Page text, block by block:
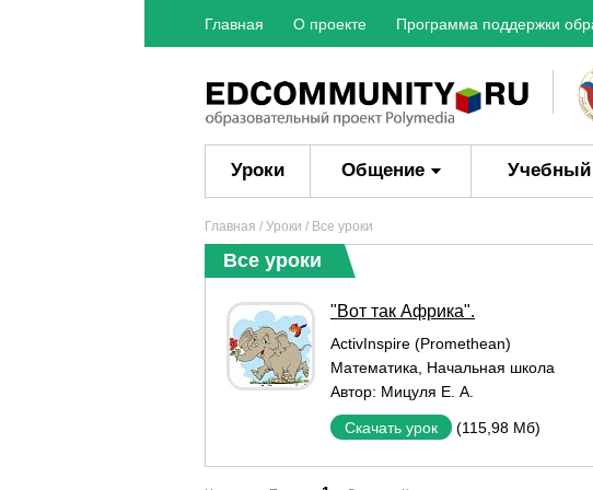
Главная О проекте Программа поддержки
Уроки Общение Учебный
Главная / Уроки / Все уроки
Все уроки
"Вот так Африка".
ActivInspire (Promethean)
Математика
Начальная школа
Автор: Мицуля Е. А.
Скачать урок (115,98 Мб)